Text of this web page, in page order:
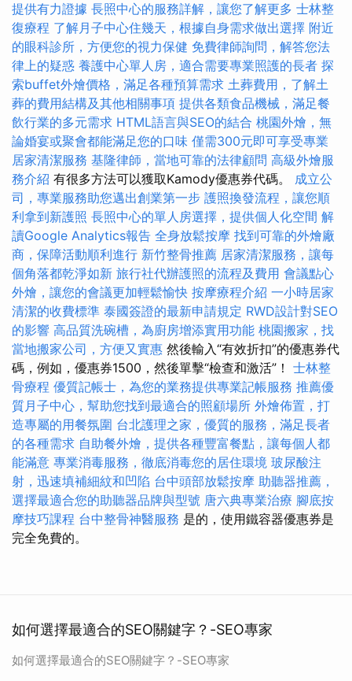
提供有力證據 長照中心的服務詳解，讓您了解更多 士林整
復療程 了解月子中心住幾天，根據自身需求做出選擇 附近
的眼科診所，方便您的視力保健 免費律師詢問，解答您法
律上的疑惑 養護中心單人房，適合需要專業照護的長者 探
索buffet外燴價格，滿足各種預算需求 土葬費用，了解土
葬的費用結構及其他相關事項 提供各類食品機械，滿足餐
飲行業的多元需求 HTML語言與SEO的結合 桃園外燴，無
論婚宴或聚會都能滿足您的口味 僅需300元即可享受專業
居家清潔服務 基隆律師，當地可靠的法律顧問 高級外燴服
務介紹 有很多方法可以獲取Kamody優惠券代碼。 成立公
司，專業服務助您邁出創業第一步 護照換發流程，讓您順
利拿到新護照 長照中心的單人房選擇，提供個人化空間 解
讀Google Analytics報告 全身放鬆按摩 找到可靠的外燴廠
商，保障活動順利進行 新竹整骨推薦 居家清潔服務，讓每
個角落都乾淨如新 旅行社代辦護照的流程及費用 會議點心
外燴，讓您的會議更加輕鬆愉快 按摩療程介紹 一小時居家
清潔的收費標準 泰國簽證的最新申請規定 RWD設計對SEO
的影響 高品質洗碗槽，為廚房增添實用功能 桃園搬家，找
當地搬家公司，方便又實惠 然後輸入“有效折扣”的優惠券代
碼，例如，優惠券1500，然後單擊“檢查和激活”！ 士林整
骨療程 優質記帳士，為您的業務提供專業記帳服務 推薦優
質月子中心，幫助您找到最適合的照顧場所 外燴佈置，打
造專屬的用餐氛圍 台北護理之家，優質的服務，滿足長者
的各種需求 自助餐外燴，提供各種豐富餐點，讓每個人都
能滿意 專業消毒服務，徹底消毒您的居住環境 玻尿酸注
射，迅速填補細紋和凹陷 台中頭部放鬆按摩 助聽器推薦，
選擇最適合您的助聽器品牌與型號 唐六典專業治療 腳底按
摩技巧課程 台中整骨神醫服務 是的，使用鐵容器優惠券是
完全免費的。
如何選擇最適合的SEO關鍵字？-SEO專家
如何選擇最適合的SEO關鍵字？-SEO專家